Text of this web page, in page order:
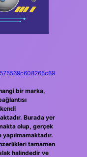
bir marka,
Burada yer
olup, gerçek
tamamen
halindedir ve